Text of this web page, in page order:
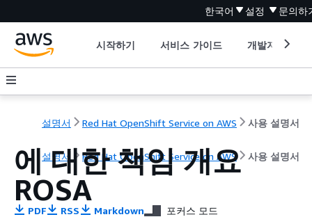
한국어 설정 문의하
시작하기 서비스 가이드 개발자 도구
설명서 Red Hat OpenShift Service on AWS 사용 설명서
설명서 Red Hat OpenShift Service on AWS 사용 설명서
에 대한 책임 개요
ROSA
PDF RSS Markdown 포커스 모드